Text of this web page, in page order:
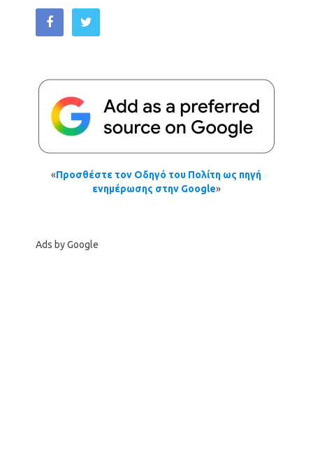
«Προσθέστε τον Οδηγό του Πολίτη ως πηγή
ενημέρωσης στην Google»
Ads by Google